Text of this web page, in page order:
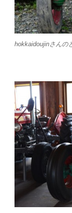
hokkaidoujinさんの